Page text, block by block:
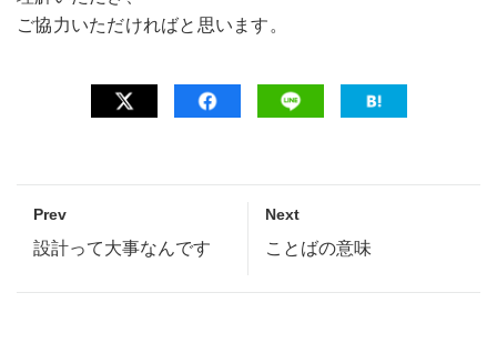
ご協力いただければと思います。
Prev
設計って大事なんです
Next
ことばの意味